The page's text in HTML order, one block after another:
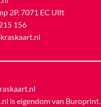
2P, 7071 EC Ulft
156
is eigendom van Buroprint.